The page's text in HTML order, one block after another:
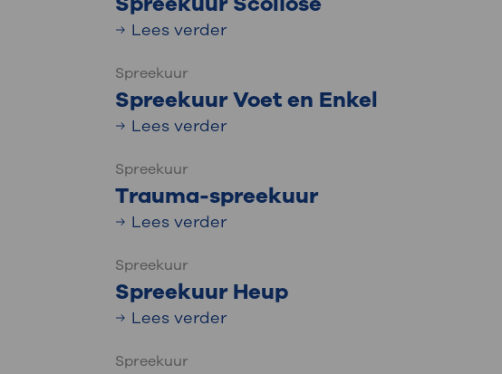
Lees verder
Spreekuur
Spreekuur Voet en Enkel
Lees verder
Spreekuur
Trauma-spreekuur
Lees verder
Spreekuur
Spreekuur Heup
Lees verder
Spreekuur